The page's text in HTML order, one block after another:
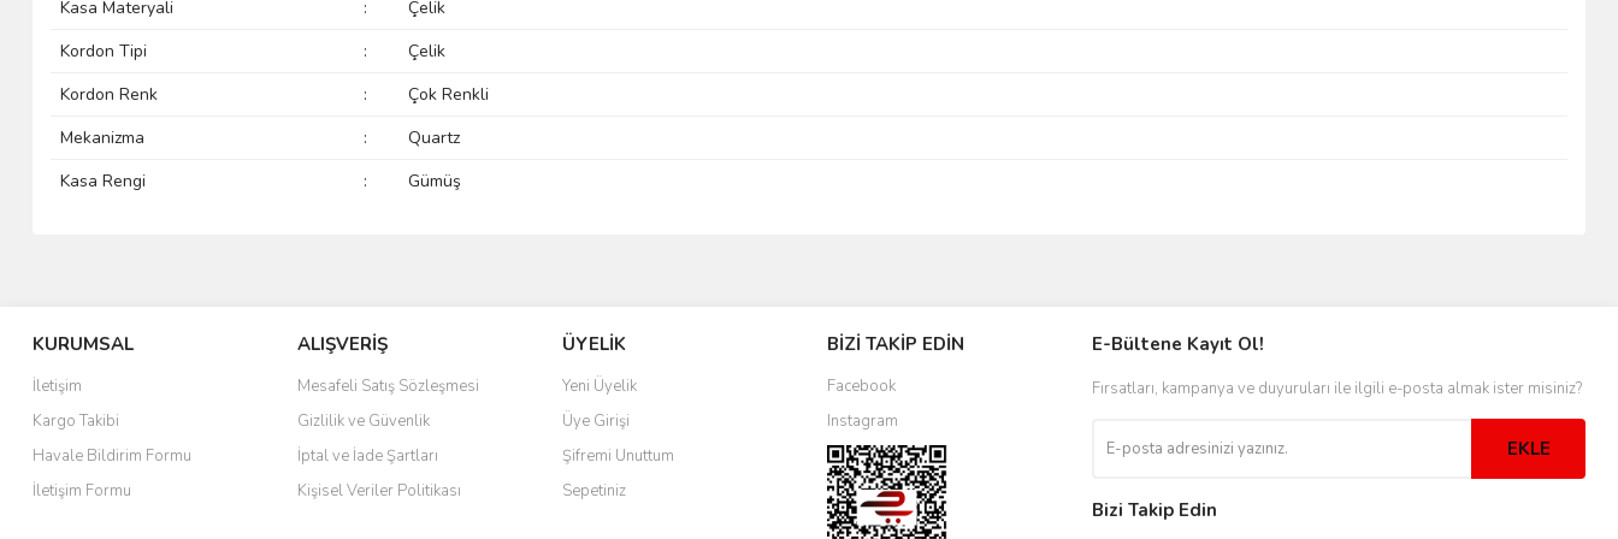
Kasa Materyali
:
Çelik
Kordon Tipi
:
Çelik
Kordon Renk
:
Çok Renkli
Mekanizma
:
Quartz
Kasa Rengi
: Gümüş
KURUMSAL
İletişim
Kargo Takibi
Havale Bildirim Formu
İletişim Formu
ALIŞVERİŞ
Mesafeli Satış Sözleşmesi
Gizlilik ve Güvenlik
İptal ve İade Şartları
Kişisel Veriler Politikası
ÜYELİK
Yeni Üyelik
Üye Girişi
Şifremi Unuttum
Sepetiniz
BİZİ TAKİP EDİN
Facebook
Instagram
E-Bültene Kayıt Ol!
Fırsatları, kampanya ve duyuruları ile ilgili e-posta almak ister misiniz?
EKLE
Bizi Takip Edin